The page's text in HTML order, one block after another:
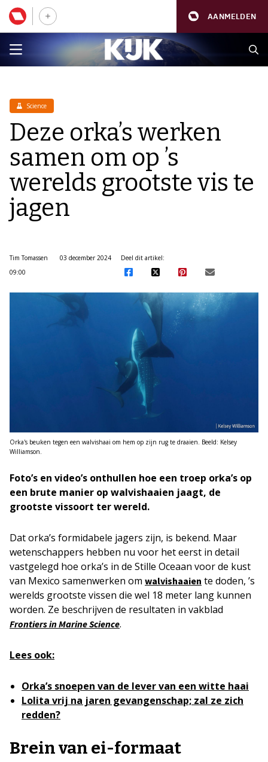
AANMELDEN
Science
Deze orka’s werken
samen om op ’s
werelds grootste vis te
jagen
Tim Tomassen
03 december 2024
09:00
Deel dit artikel:
Orka's beuken tegen een walvishaai om hem op zijn rug te draaien. Beeld: Kelsey
Williamson.
Foto’s en video’s onthullen hoe een troep orka’s op
een brute manier op walvishaaien jaagt, de
grootste vissoort ter wereld.
Dat orka’s formidabele jagers zijn, is bekend. Maar
wetenschappers hebben nu voor het eerst in detail
vastgelegd hoe orka’s in de Stille Oceaan voor de kust
van Mexico samenwerken om walvishaaien te doden, ’s
werelds grootste vissen die wel 18 meter lang kunnen
worden. Ze beschrijven de resultaten in vakblad
Frontiers in Marine Science.
Lees ook:
Orka’s snoepen van de lever van een witte haai
Lolita vrij na jaren gevangenschap; zal ze zich
redden?
Brein van ei-formaat